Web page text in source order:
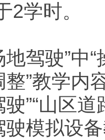
2学时。
驾驶”中
”教学内
”“山区道
驶模拟设